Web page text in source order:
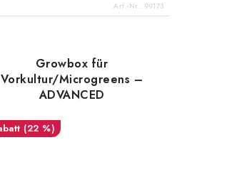
Art.-Nr.:99173
Growbox für
Vorkultur/Microgreens –
ADVANCED
(22 %)